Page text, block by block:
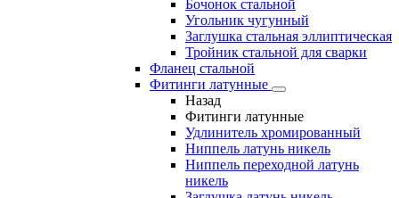
Бочонок стальной
Угольник чугунный
Заглушка стальная эллиптическая
Тройник стальной для сварки
Фланец стальной
Фитинги латунные
Назад
Фитинги латунные
Удлинитель хромированный
Ниппель латунь никель
Ниппель переходной латунь
никель